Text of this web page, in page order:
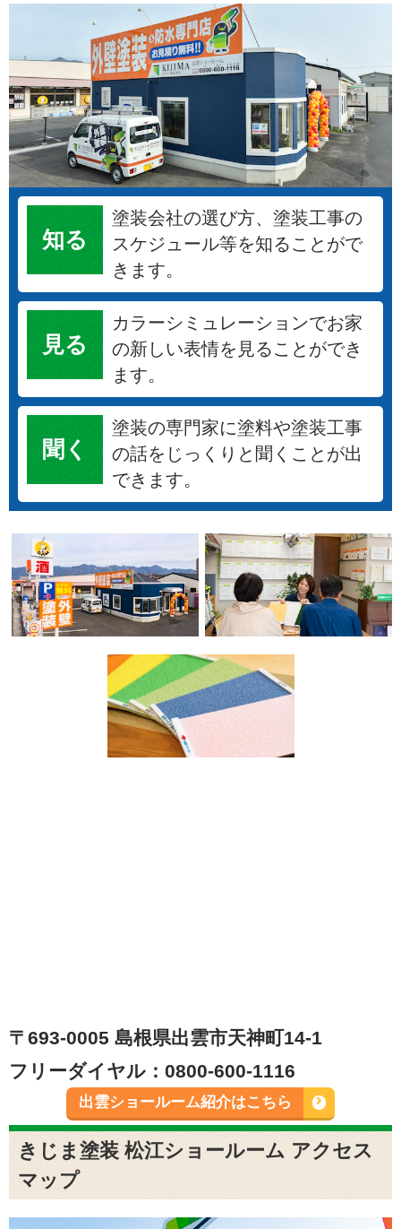
知る
塗装会社の選び方、塗装工事の
スケジュール等を知ることがで
きます。
見る
カラーシミュレーションでお家
の新しい表情を見ることができ
ます。
聞く
塗装の専門家に塗料や塗装工事
の話をじっくりと聞くことが出
できます。
〒693-0005 島根県出雲市天神町14-1
フリーダイヤル：0800-600-1116
出雲ショールーム紹介はこちら
きじま塗装 松江ショールーム アクセス
マップ